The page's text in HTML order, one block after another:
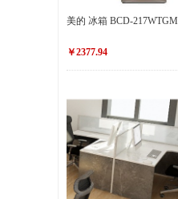
美的 冰箱 BCD-217WTGM
￥2377.94